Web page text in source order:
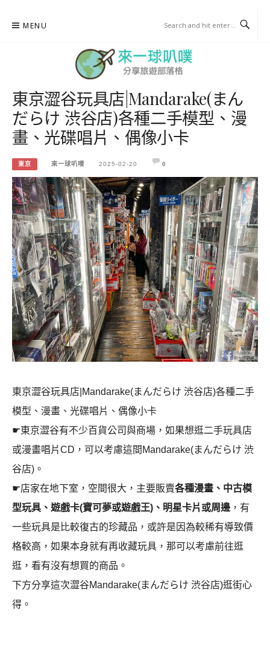
MENU
來一球叭噗
分享日本自助部落格
東京澀谷玩具店|Mandarake(まん
だらけ 渋谷店)各種二手模型、漫
畫、光碟唱片、偶像小卡
東京 來一球叭噗 2025-02-20 0
東京澀谷玩具店|Mandarake(まんだらけ 渋谷店)各種二手
模型、漫畫、光碟唱片、偶像小卡
☛東京澀谷有不少百貨公司與商場，如果想逛二手玩具店
或漫畫唱片CD，可以考慮這間Mandarake(まんだらけ 渋
谷店)。
☛店家在地下室，空間很大，主要販賣各種漫畫、中古模
型玩具、遊戲卡(寶可夢或遊戲王)、明星卡片或周邊 ，有
一些玩具是比較復古的珍藏品，或許是因為較稀有導致價
格較高，如果本身就有再收藏玩具，那可以考慮前往逛
逛，看有沒有想買的商品。
下方分享這次澀谷Mandarake(まんだらけ 渋谷店)逛街心
得。